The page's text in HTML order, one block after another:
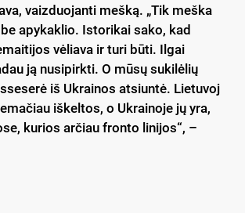
vaizduojanti mešką. „Tik meška
apykaklio. Istorikai sako, kad
vėliava ir turi būti. Ilgai
ją nusipirkti. O mūsų sukilėlių
iš Ukrainos atsiuntė. Lietuvoj
iškeltos, o Ukrainoje jų yra,
kurios arčiau fronto linijos“, –